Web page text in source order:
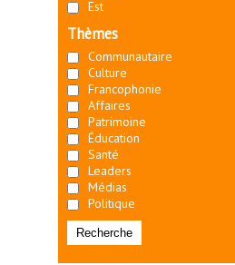
Est
Thèmes
Communautaire
Culture
Francophonie
Affaires
Patrimoine
Éducation
Santé
Leaders
Médias
Politique